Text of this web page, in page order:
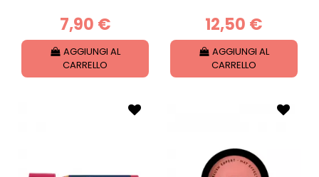
7,90 €
AGGIUNGI AL
CARRELLO
12,50 €
AGGIUNGI AL
CARRELLO